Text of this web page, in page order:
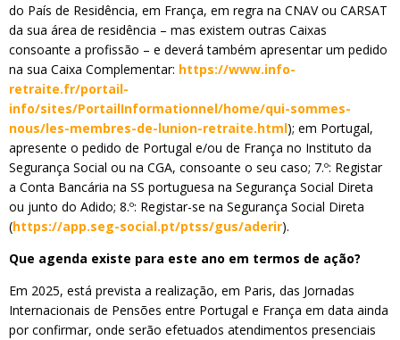
do País de Residência, em França, em regra na CNAV ou CARSAT
da sua área de residência – mas existem outras Caixas
consoante a profissão – e deverá também apresentar um pedido
na sua Caixa Complementar: https://www.info-
retraite.fr/portail-
info/sites/PortailInformationnel/home/qui-sommes-
nous/les-membres-de-lunion-retraite.html); em Portugal,
apresente o pedido de Portugal e/ou de França no Instituto da
Segurança Social ou na CGA, consoante o seu caso; 7.º: Registar
a Conta Bancária na SS portuguesa na Segurança Social Direta
ou junto do Adido; 8.º: Registar-se na Segurança Social Direta
(https://app.seg-social.pt/ptss/gus/aderir).
Que agenda existe para este ano em termos de ação?
Em 2025, está prevista a realização, em Paris, das Jornadas
Internacionais de Pensões entre Portugal e França em data ainda
por confirmar, onde serão efetuados atendimentos presenciais